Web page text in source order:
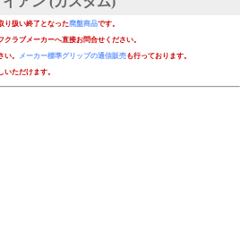
り扱い終了となった廃盤商品です。
ラブメーカーへ直接お問合せください。
い。 メーカー標準グリップの通信販売も行っております。
いただけます。